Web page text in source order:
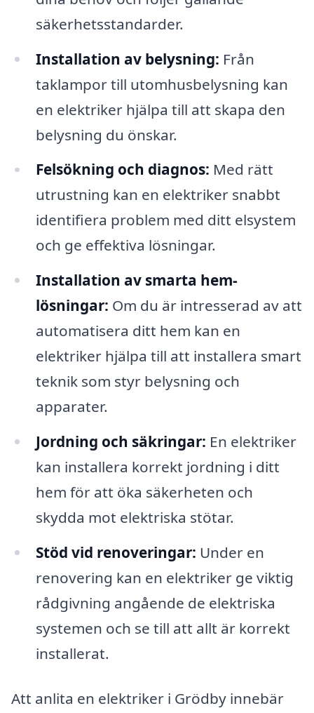
säkerhetsstandarder.
Installation av belysning: Från
taklampor till utomhusbelysning kan
en elektriker hjälpa till att skapa den
belysning du önskar.
Felsökning och diagnos: Med rätt
utrustning kan en elektriker snabbt
identifiera problem med ditt elsystem
och ge effektiva lösningar.
Installation av smarta hem-
lösningar: Om du är intresserad av att
automatisera ditt hem kan en
elektriker hjälpa till att installera smart
teknik som styr belysning och
apparater.
Jordning och säkringar: En elektriker
kan installera korrekt jordning i ditt
hem för att öka säkerheten och
skydda mot elektriska stötar.
Stöd vid renoveringar: Under en
renovering kan en elektriker ge viktig
rådgivning angående de elektriska
systemen och se till att allt är korrekt
installerat.
Att anlita en elektriker i Grödby innebär